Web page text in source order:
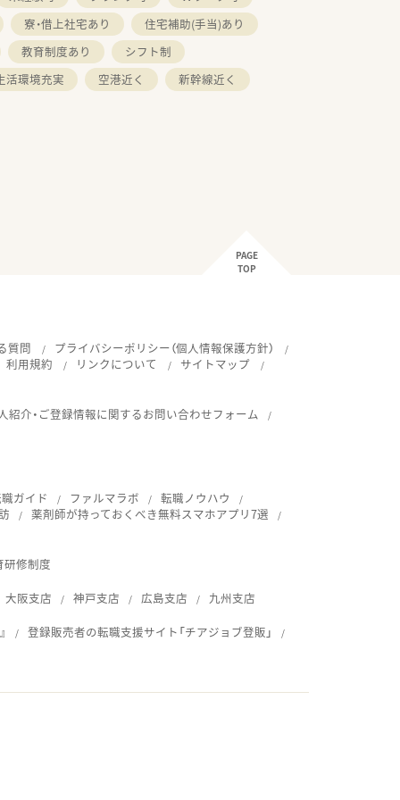
寮・借上社宅あり
住宅補助(手当)あり
教育制度あり
シフト制
活環境充実 空港近く
新幹線近く
PAGE
TOP
質問
プライバシーポリシー（個人情報保護方針）
利用規約 リンクについて
サイトマップ
紹介・ご登録情報に関するお問い合わせフォーム
ガイド ファルマラボ
転職ノウハウ
薬剤師が持っておくべき無料スマホアプリ7選
研修制度
大阪支店 神戸支店 広島支店 九州支店
登録販売者の転職支援サイト「チアジョブ登販」